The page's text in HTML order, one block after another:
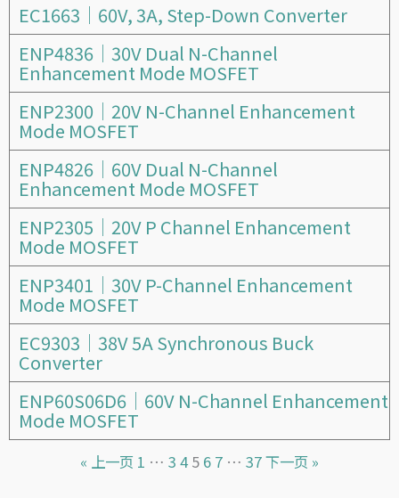
EC1663｜60V, 3A, Step-Down Converter
ENP4836｜30V Dual N-Channel
Enhancement Mode MOSFET
ENP2300｜20V N-Channel Enhancement
Mode MOSFET
ENP4826｜60V Dual N-Channel
Enhancement Mode MOSFET
ENP2305｜20V P Channel Enhancement
Mode MOSFET
ENP3401｜30V P-Channel Enhancement
Mode MOSFET
EC9303｜38V 5A Synchronous Buck
Converter
ENP60S06D6｜60V N-Channel Enhancement
Mode MOSFET
« 上一页 1 … 3 4 5 6 7 … 37下一页 »